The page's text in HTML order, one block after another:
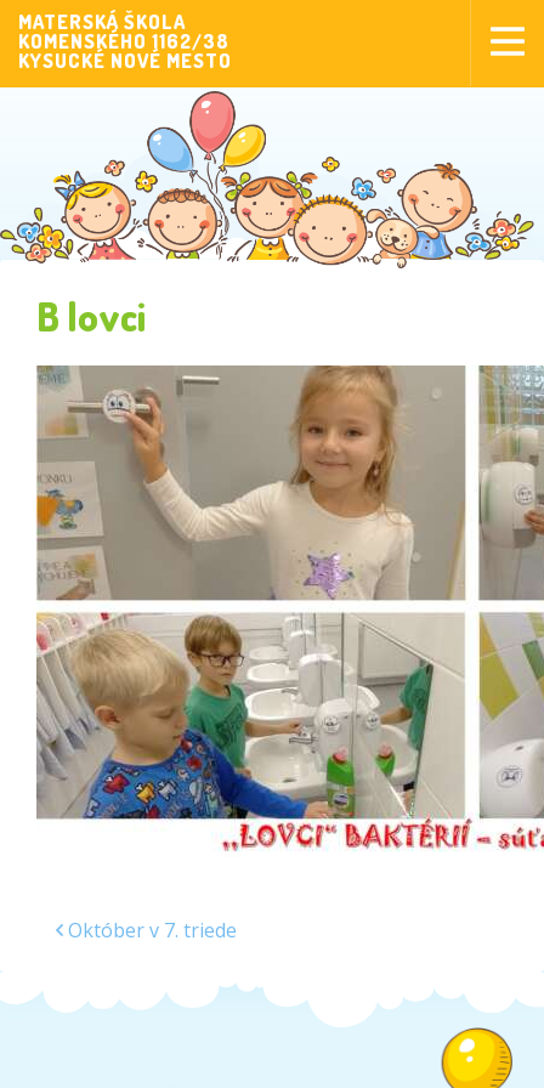
Aktivity pre deti
Fotogaléria
Naša škola
Prijímanie detí
Dokumenty
Krúžková činnosť
Zverejňovanie
Školská jedáleň
Jedálny lístok
Kontakt
Ochrana osobných
údajov – GDPR
Vzdelávanie
zamestnancov
MATERSKÁ ŠKOLA
KOMENSKÉHO 1162/38
KYSUCKÉ NOVÉ MESTO
B lovci
Október v 7. triede